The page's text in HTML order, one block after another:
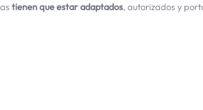
tienen que estar adaptados, autorizados y